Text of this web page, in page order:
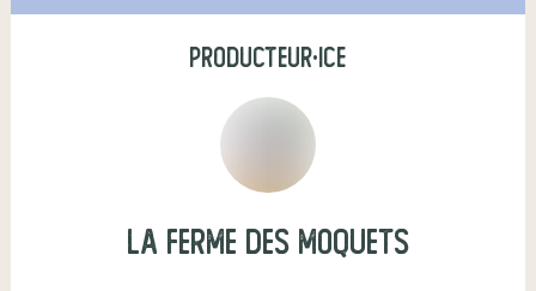
producteur·ice
La ferme des moquets